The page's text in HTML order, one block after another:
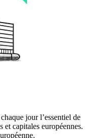
jour l’essentiel de
et capitales européennes.